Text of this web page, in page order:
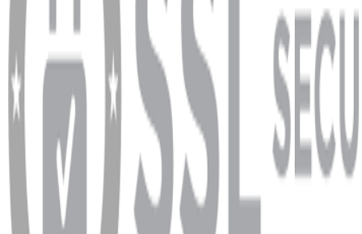
info@dukkanhifi.com 0850 441 40 44
Çalışma Saatleri: Pazartesi - Cuma 09:30 - 19:30, Cumartesi 10:00 - 18:00